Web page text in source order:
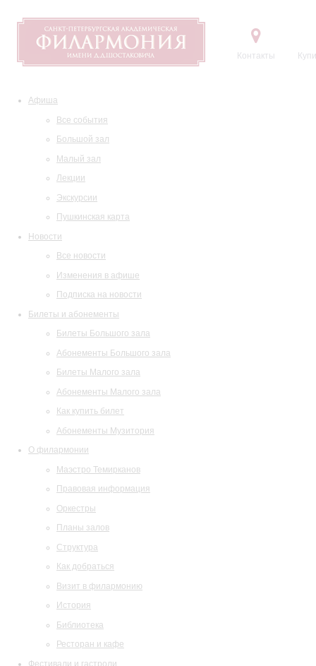
Контакты
Афиша
Все события
Большой зал
Малый зал
Лекции
Экскурсии
Пушкинская карта
Новости
Все новости
Изменения в афише
Подписка на новости
Билеты и абонементы
Билеты Большого зала
Абонементы Большого зала
Билеты Малого зала
Абонементы Малого зала
Как купить билет
Абонементы Музитория
О филармонии
Маэстро Темирканов
Правовая информация
Оркестры
Планы залов
Структура
Как добраться
Визит в филармонию
История
Библиотека
Ресторан и кафе
Фестивали и гастроли